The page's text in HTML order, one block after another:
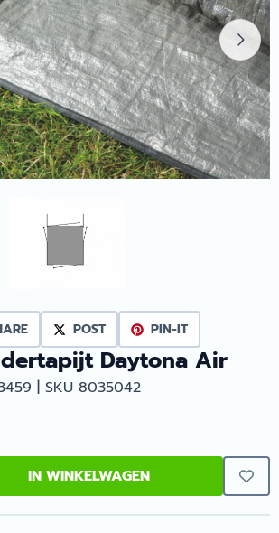
POST PIN-IT
Daytona Air
| SKU 8035042
IN WINKELWAGEN